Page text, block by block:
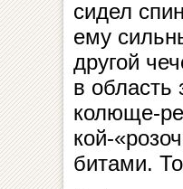
сидел
ему
другой
в об­ласть
колюще-
кой-
битами.